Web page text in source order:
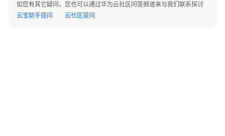
发
如您有其它疑问，您也可以通过华为云社区问答频道来与我们联系探讨
云宝助手提问
云社区提问